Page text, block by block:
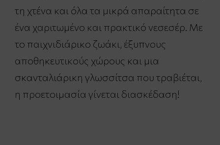
τη χτένα και όλα τα μικρά απαραίτητα σε
ένα χαριτωμένο και πρακτικό νεσεσέρ. Με
το παιχνιδιάρικο ζωάκι, έξυπνους
αποθηκευτικούς χώρους και μια
σκανταλιάρικη γλωσσίτσα που τραβιέται,
η προετοιμασία γίνεται διασκέδαση!